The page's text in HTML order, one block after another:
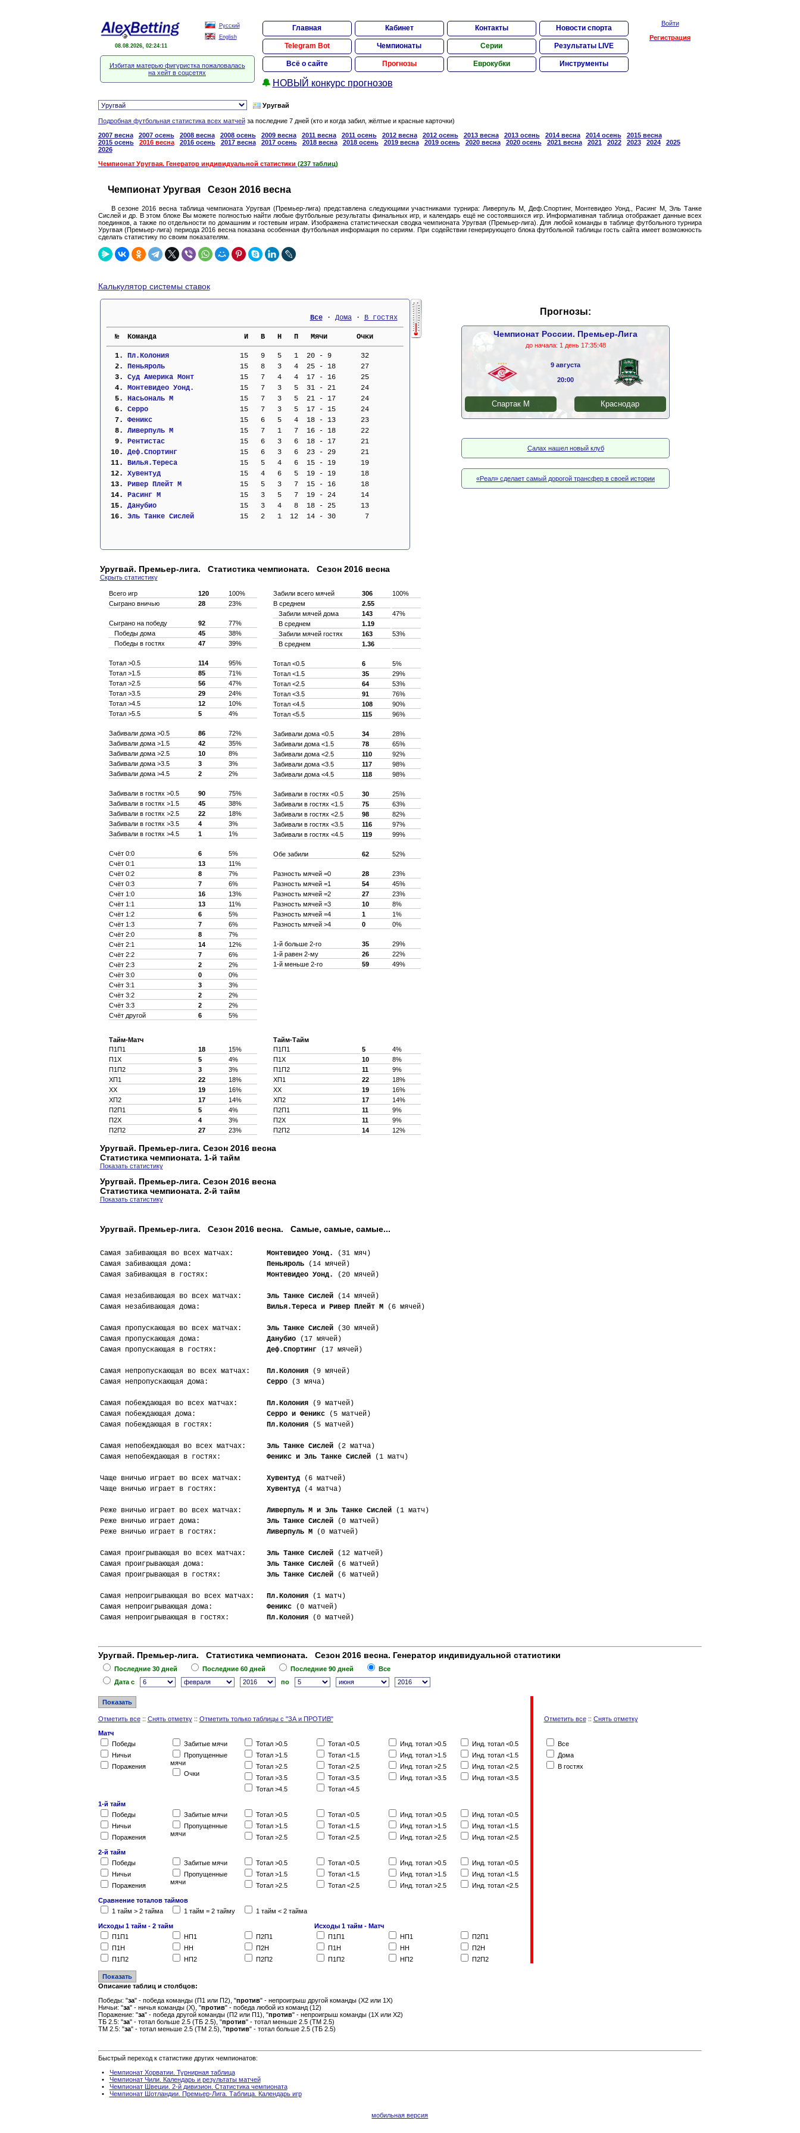
08.08.2026, 02:24:12
Русский
English
Главная Кабинет Контакты Новости спорта
Telegram Bot Чемпионаты Серии Результаты LIVE
Всё о сайте Прогнозы Еврокубки Инструменты
🔔 НОВЫЙ конкурс прогнозов
Войти
Регистрация
Избитая матерью фигуристка пожаловалась
на хейт в соцсетях
Уругвай
Подробная футбольная статистика всех матчейза последние 7 дней (кто и когда забил, жёлтые и красные карточки)
2007 весна
2007 осень 2008 весна 2008 осень 2009 весна 2011 весна 2011 осень 2012 весна 2012 осень 2013 весна 2013 осень 2014 весна 2014 осень
2015 весна
2015 осень
2016 весна 2016 осень 2017 весна 2017 осень 2018 весна 2018 осень 2019 весна 2019 осень 2020 весна 2020 осень 2021 весна 2021 2022 2023 2024
2025
2026
Чемпионат Уругвая. Генератор индивидуальной статистики (237 таблиц)
Чемпионат Уругвая Сезон 2016 весна
В сезоне 2016 весна таблица чемпионата Уругвая (Премьер-лига) представлена следующими участниками турнира: Ливерпуль М, Деф.Спортинг, Монтевидео Уонд., Расинг М, Эль Танке
Сислей и др. В этом блоке Вы можете полностью найти любые футбольные результаты финальных игр, и календарь ещё не состоявшихся игр. Информативная таблица отображает данные всех
поединков, а также по отдельности по домашним и гостевым играм. Изображена статистическая сводка чемпионата Уругвая (Премьер-лига). Для любой команды в таблице футбольного турнира
Уругвая (Премьер-лига) периода 2016 весна показана особенная футбольная информация по сериям. При содействии генерирующего блока футбольной таблицы гость сайта имеет возможность
сделать статистику по своим показателям.
Калькулятор системы ставок
Все · Дома · В гостях
  №  Команда                     И   В   Н   П   Мячи       Очки
  1.
Пл.Колония
  15   9   5   1  20 - 9       32
  2.
Пеньяроль
  15   8   3   4  25 - 18      27
  3.
Суд Америка Монт
  15   7   4   4  17 - 16      25
  4.
Монтевидео Уонд.
  15   7   3   5  31 - 21      24
  5.
Насьональ М
  15   7   3   5  21 - 17      24
  6.
Серро
  15   7   3   5  17 - 15      24
  7.
Феникс
  15   6   5   4  18 - 13      23
  8.
Ливерпуль М
  15   7   1   7  16 - 18      22
  9.
Рентистас
  15   6   3   6  18 - 17      21
10. Деф.Спортинг
  15   6   3   6  23 - 29      21
11. Вилья.Тереса
  15   5   4   6  15 - 19      19
12. Хувентуд
  15   4   6   5  19 - 19      18
13. Ривер Плейт М
  15   5   3   7  15 - 16      18
14. Расинг М
  15   3   5   7  19 - 24      14
15. Данубио
  15   3   4   8  18 - 25      13
16. Эль Танке Сислей
  15   2   1  12  14 - 30       7
Уругвай. Премьер-лига. Статистика чемпионата. Сезон 2016 весна
Скрыть статистику
Всего игр 120
100%
Сыграно вничью
28 23%
Сыграно на победу 92
77%
Победы дома
45
38%
Победы в гостях
47 39%
Тотал >0.5 114
95%
Тотал >1.5
85
71%
Тотал >2.5
56
47%
Тотал >3.5
29
24%
Тотал >4.5
12
10%
Тотал >5.5
5 4%
Забивали дома >0.5 86
72%
Забивали дома >1.5
42
35%
Забивали дома >2.5
10
8%
Забивали дома >3.5
3
3%
Забивали дома >4.5
2 2%
Забивали в гостях >0.5 90
75%
Забивали в гостях >1.5
45
38%
Забивали в гостях >2.5
22
18%
Забивали в гостях >3.5
4
3%
Забивали в гостях >4.5
1 1%
Счёт 0:0 6
5%
Счёт 0:1
13
11%
Счёт 0:2
8
7%
Счёт 0:3
7
6%
Счёт 1:0
16
13%
Счёт 1:1
13
11%
Счёт 1:2
6
5%
Счёт 1:3
7
6%
Счёт 2:0
8
7%
Счёт 2:1
14
12%
Счёт 2:2
7
6%
Счёт 2:3
2
2%
Счёт 3:0
0
0%
Счёт 3:1
3
3%
Счёт 3:2
2
2%
Счёт 3:3
2
2%
Счёт другой
6 5%
Забили всего мячей 306
100%
В среднем
2.55
Забили мячей дома
143
47%
В среднем
1.19
Забили мячей гостях
163
53%
В среднем
1.36
Тотал <0.5 6
5%
Тотал <1.5
35
29%
Тотал <2.5
64
53%
Тотал <3.5
91
76%
Тотал <4.5
108
90%
Тотал <5.5
115 96%
Забивали дома <0.5 34
28%
Забивали дома <1.5
78
65%
Забивали дома <2.5
110
92%
Забивали дома <3.5
117
98%
Забивали дома <4.5
118 98%
Забивали в гостях <0.5 30
25%
Забивали в гостях <1.5
75
63%
Забивали в гостях <2.5
98
82%
Забивали в гостях <3.5
116
97%
Забивали в гостях <4.5
119 99%
Обе забили 62 52%
Разность мячей =0 28
23%
Разность мячей =1
54
45%
Разность мячей =2
27
23%
Разность мячей =3
10
8%
Разность мячей =4
1
1%
Разность мячей >4
0 0%
1-й больше 2-го 35
29%
1-й равен 2-му
26
22%
1-й меньше 2-го
59 49%
Тайм-Матч
П1П1
18
15%
П1X
5
4%
П1П2
3
3%
XП1
22
18%
XX
19
16%
XП2
17
14%
П2П1
5
4%
П2X
4
3%
П2П2
27 23%
Тайм-Тайм
П1П1
5
4%
П1X
10
8%
П1П2
11
9%
XП1
22
18%
XX
19
16%
XП2
17
14%
П2П1
11
9%
П2X
11
9%
П2П2
14 12%
Уругвай. Премьер-лига. Сезон 2016 весна
Статистика чемпионата. 1-й тайм
Показать статистику
Уругвай. Премьер-лига. Сезон 2016 весна
Статистика чемпионата. 2-й тайм
Показать статистику
Уругвай. Премьер-лига. Сезон 2016 весна. Самые, самые, самые...
Самая забивающая во всех матчах: Монтевидео Уонд.
(31 мяч)
Самая забивающая дома: Пеньяроль (14 мячей)
Самая забивающая в гостях: Монтевидео Уонд. (20 мячей)
Самая незабивающая во всех матчах: Эль Танке Сислей (14 мячей)
Самая незабивающая дома: Вилья.Тереса и Ривер Плейт М (6 мячей)
Самая пропускающая во всех матчах: Эль Танке Сислей (30 мячей)
Самая пропускающая дома: Данубио (17 мячей)
Самая пропускающая в гостях: Деф.Спортинг (17 мячей)
Самая непропускающая во всех матчах: Пл.Колония (9 мячей)
Самая непропускающая дома: Серро (3 мяча)
Самая побеждающая во всех матчах: Пл.Колония (9 матчей)
Самая побеждающая дома: Серро и Феникс (5 матчей)
Самая побеждающая в гостях: Пл.Колония (5 матчей)
Самая непобеждающая во всех матчах: Эль Танке Сислей (2 матча)
Самая непобеждающая в гостях: Феникс и Эль Танке Сислей (1 матч)
Чаще вничью играет во всех матчах: Хувентуд (6 матчей)
Чаще вничью играет в гостях: Хувентуд (4 матча)
Реже вничью играет во всех матчах: Ливерпуль М и Эль Танке Сислей (1 матч)
Реже вничью играет дома: Эль Танке Сислей (0 матчей)
Реже вничью играет в гостях: Ливерпуль М (0 матчей)
Самая проигрывающая во всех матчах: Эль Танке Сислей (12 матчей)
Самая проигрывающая дома: Эль Танке Сислей (6 матчей)
Самая проигрывающая в гостях: Эль Танке Сислей (6 матчей)
Самая непроигрывающая во всех матчах: Пл.Колония (1 матч)
Самая непроигрывающая дома: Феникс (0 матчей)
Самая непроигрывающая в гостях: Пл.Колония (0 матчей)
Прогнозы:
Чемпионат России. Премьер-Лига
до начала: 1 день 17:35:47
9 августа
20:00
Спартак М Краснодар
Салах нашел новый клуб
«Реал» сделает самый дорогой трансфер в своей истории
Уругвай. Премьер-лига. Статистика чемпионата. Сезон 2016 весна. Генератор индивидуальной статистики
Последние 30 дней Последние 60 дней Последние 90 дней
Все
Дата c
по
Отметить все:: Снять отметку:: Отметить только таблицы с "ЗА и ПРОТИВ" Отметить все:: Снять отметку
Матч
Победы
Ничьи
Поражения
Забитые мячи
Пропущенные
мячи
Очки
Тотал >0.5
Тотал >1.5
Тотал >2.5
Тотал >3.5
Тотал >4.5
Тотал <0.5
Тотал <1.5
Тотал <2.5
Тотал <3.5
Тотал <4.5
Инд. тотал >0.5
Инд. тотал >1.5
Инд. тотал >2.5
Инд. тотал >3.5
Инд. тотал <0.5
Инд. тотал <1.5
Инд. тотал <2.5
Инд. тотал <3.5
Все
Дома
В гостях
1-й тайм
Победы
Ничьи
Поражения
Забитые мячи
Пропущенные
мячи
Тотал >0.5
Тотал >1.5
Тотал >2.5
Тотал <0.5
Тотал <1.5
Тотал <2.5
Инд. тотал >0.5
Инд. тотал >1.5
Инд. тотал >2.5
Инд. тотал <0.5
Инд. тотал <1.5
Инд. тотал <2.5
2-й тайм
Победы
Ничьи
Поражения
Забитые мячи
Пропущенные
мячи
Тотал >0.5
Тотал >1.5
Тотал >2.5
Тотал <0.5
Тотал <1.5
Тотал <2.5
Инд. тотал >0.5
Инд. тотал >1.5
Инд. тотал >2.5
Инд. тотал <0.5
Инд. тотал <1.5
Инд. тотал <2.5
Сравнение тоталов таймов
1 тайм > 2 тайма
1 тайм = 2 тайму 1 тайм < 2 тайма
Исходы 1 тайм - 2 тайм
Исходы 1 тайм - Матч
П1П1
П1Н
П1П2
НП1
НН
НП2
П2П1
П2Н
П2П2
П1П1
П1Н
П1П2
НП1
НН
НП2
П2П1
П2Н
П2П2
Описание таблиц и столбцов:
Победы: "за" - победа команды (П1 или П2), "против" - непроигрыш другой команды (Х2 или 1Х)
Ничьи: "за" - ничья команды (Х), "против" - победа любой из команд (12)
Поражение: "за" - победа другой команды (П2 или П1), "против" - непроигрыш команды (1Х или Х2)
ТБ 2.5: "за" - тотал больше 2.5 (ТБ 2.5), "против" - тотал меньше 2.5 (ТМ 2.5)
ТМ 2.5: "за" - тотал меньше 2.5 (ТМ 2.5), "против" - тотал больше 2.5 (ТБ 2.5)
Быстрый переход к статистике других чемпионатов:
• Чемпионат Хорватии. Турнирная таблица
• Чемпионат Чили. Календарь и результаты матчей
• Чемпионат Швеции. 2-й дивизион. Статистика чемпионата
• Чемпионат Шотландии. Премьер-Лига. Таблица. Календарь игр
мобильная версия